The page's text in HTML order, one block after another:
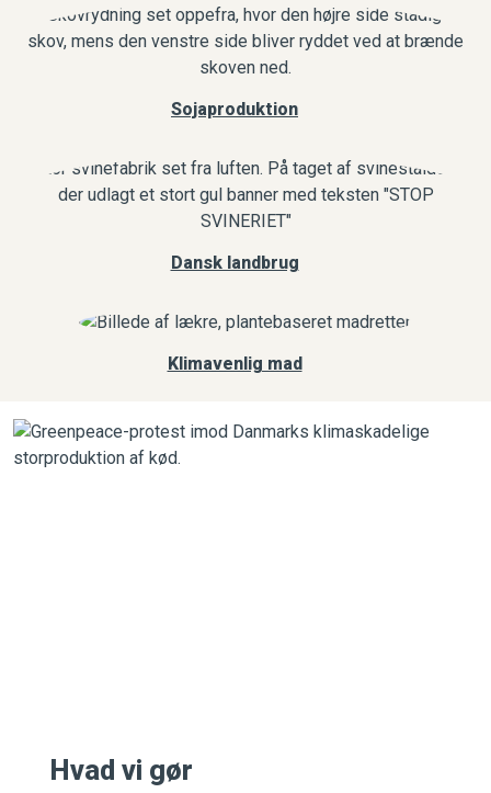
Sojaproduktion
Dansk landbrug
Klimavenlig mad
Hvad vi gør